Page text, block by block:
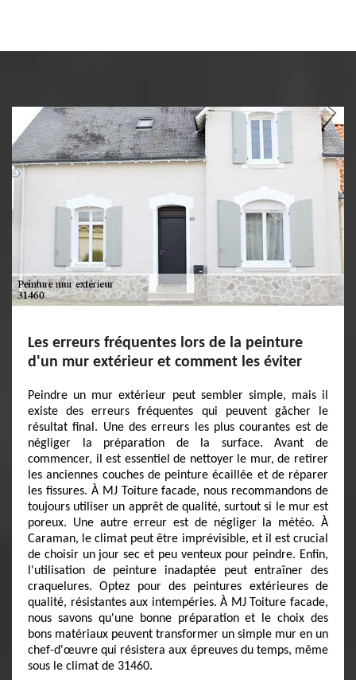
Les erreurs fréquentes lors de la peinture
d'un mur extérieur et comment les éviter
Peindre un mur extérieur peut sembler simple, mais il
existe des erreurs fréquentes qui peuvent gâcher le
résultat final. Une des erreurs les plus courantes est de
négliger la préparation de la surface. Avant de
commencer, il est essentiel de nettoyer le mur, de retirer
les anciennes couches de peinture écaillée et de réparer
les fissures. À MJ Toiture facade, nous recommandons de
toujours utiliser un apprêt de qualité, surtout si le mur est
poreux. Une autre erreur est de négliger la météo. À
Caraman, le climat peut être imprévisible, et il est crucial
de choisir un jour sec et peu venteux pour peindre. Enfin,
l'utilisation de peinture inadaptée peut entraîner des
craquelures. Optez pour des peintures extérieures de
qualité, résistantes aux intempéries. À MJ Toiture facade,
nous savons qu'une bonne préparation et le choix des
bons matériaux peuvent transformer un simple mur en un
chef-d'œuvre qui résistera aux épreuves du temps, même
sous le climat de 31460.